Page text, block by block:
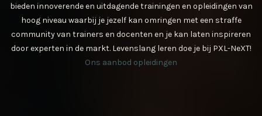
bieden innoverende en uitdagende trainingen en opleidingen van
hoog niveau waarbij je jezelf kan omringen met een straffe
community van trainers en docenten en je kan laten inspireren
door experten in de markt. Levenslang leren doe je bij PXL-NeXT!
Ons aanbod opleidingen